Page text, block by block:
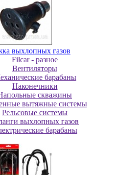
выхлопных газов
Filcar - разное
Вентиляторы
барабаны
Наконечники
скважины
вытяжные системы
Рельсовые системы
выхлопных газов
барабаны